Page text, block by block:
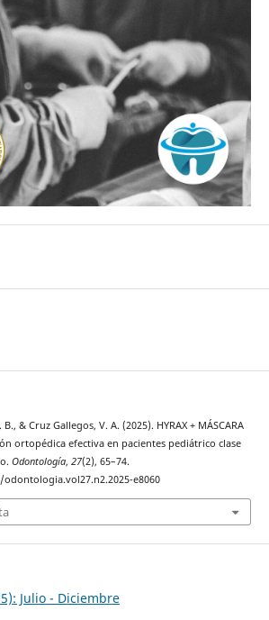
& Cruz Gallegos, V. A. (2025). HYRAX + MÁSCARA
ortopédica efectiva en pacientes pediátrico clase
Odontología, 27(2), 65–74.
e8060
Julio - Diciembre